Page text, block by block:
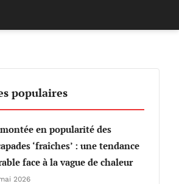
populaires
en popularité des
‘fraîches’ : une tendance
face à la vague de chaleur
2026